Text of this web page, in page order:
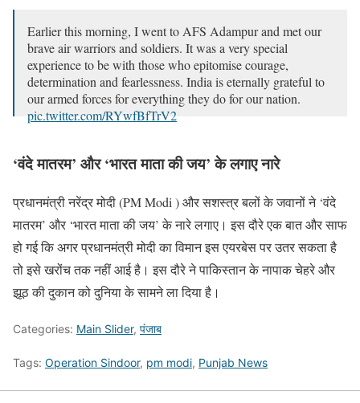
Earlier this morning, I went to AFS Adampur and met our
brave air warriors and soldiers. It was a very special
experience to be with those who epitomise courage,
determination and fearlessness. India is eternally grateful to
our armed forces for everything they do for our nation.
pic.twitter.com/RYwfBfTrV2
‘वंदे मातरम’ और ‘भारत माता की जय’ के लगाए नारे
प्रधानमंत्री नरेंद्र मोदी (PM Modi ) और सशस्त्र बलों के जवानों ने ‘वंदे
मातरम’ और ‘भारत माता की जय’ के नारे लगाए। इस दौरे एक बात और साफ
हो गई कि अगर प्रधानमंत्री मोदी का विमान इस एयरबेस पर उतर सकता है
तो इसे खरोंच तक नहीं आई है। इस दौरे ने पाकिस्तान के नापाक चेहरे और
झूठ की दुकान को दुनिया के सामने ला दिया है।
Categories: Main Slider, पंजाब
Tags: Operation Sindoor, pm modi, Punjab News